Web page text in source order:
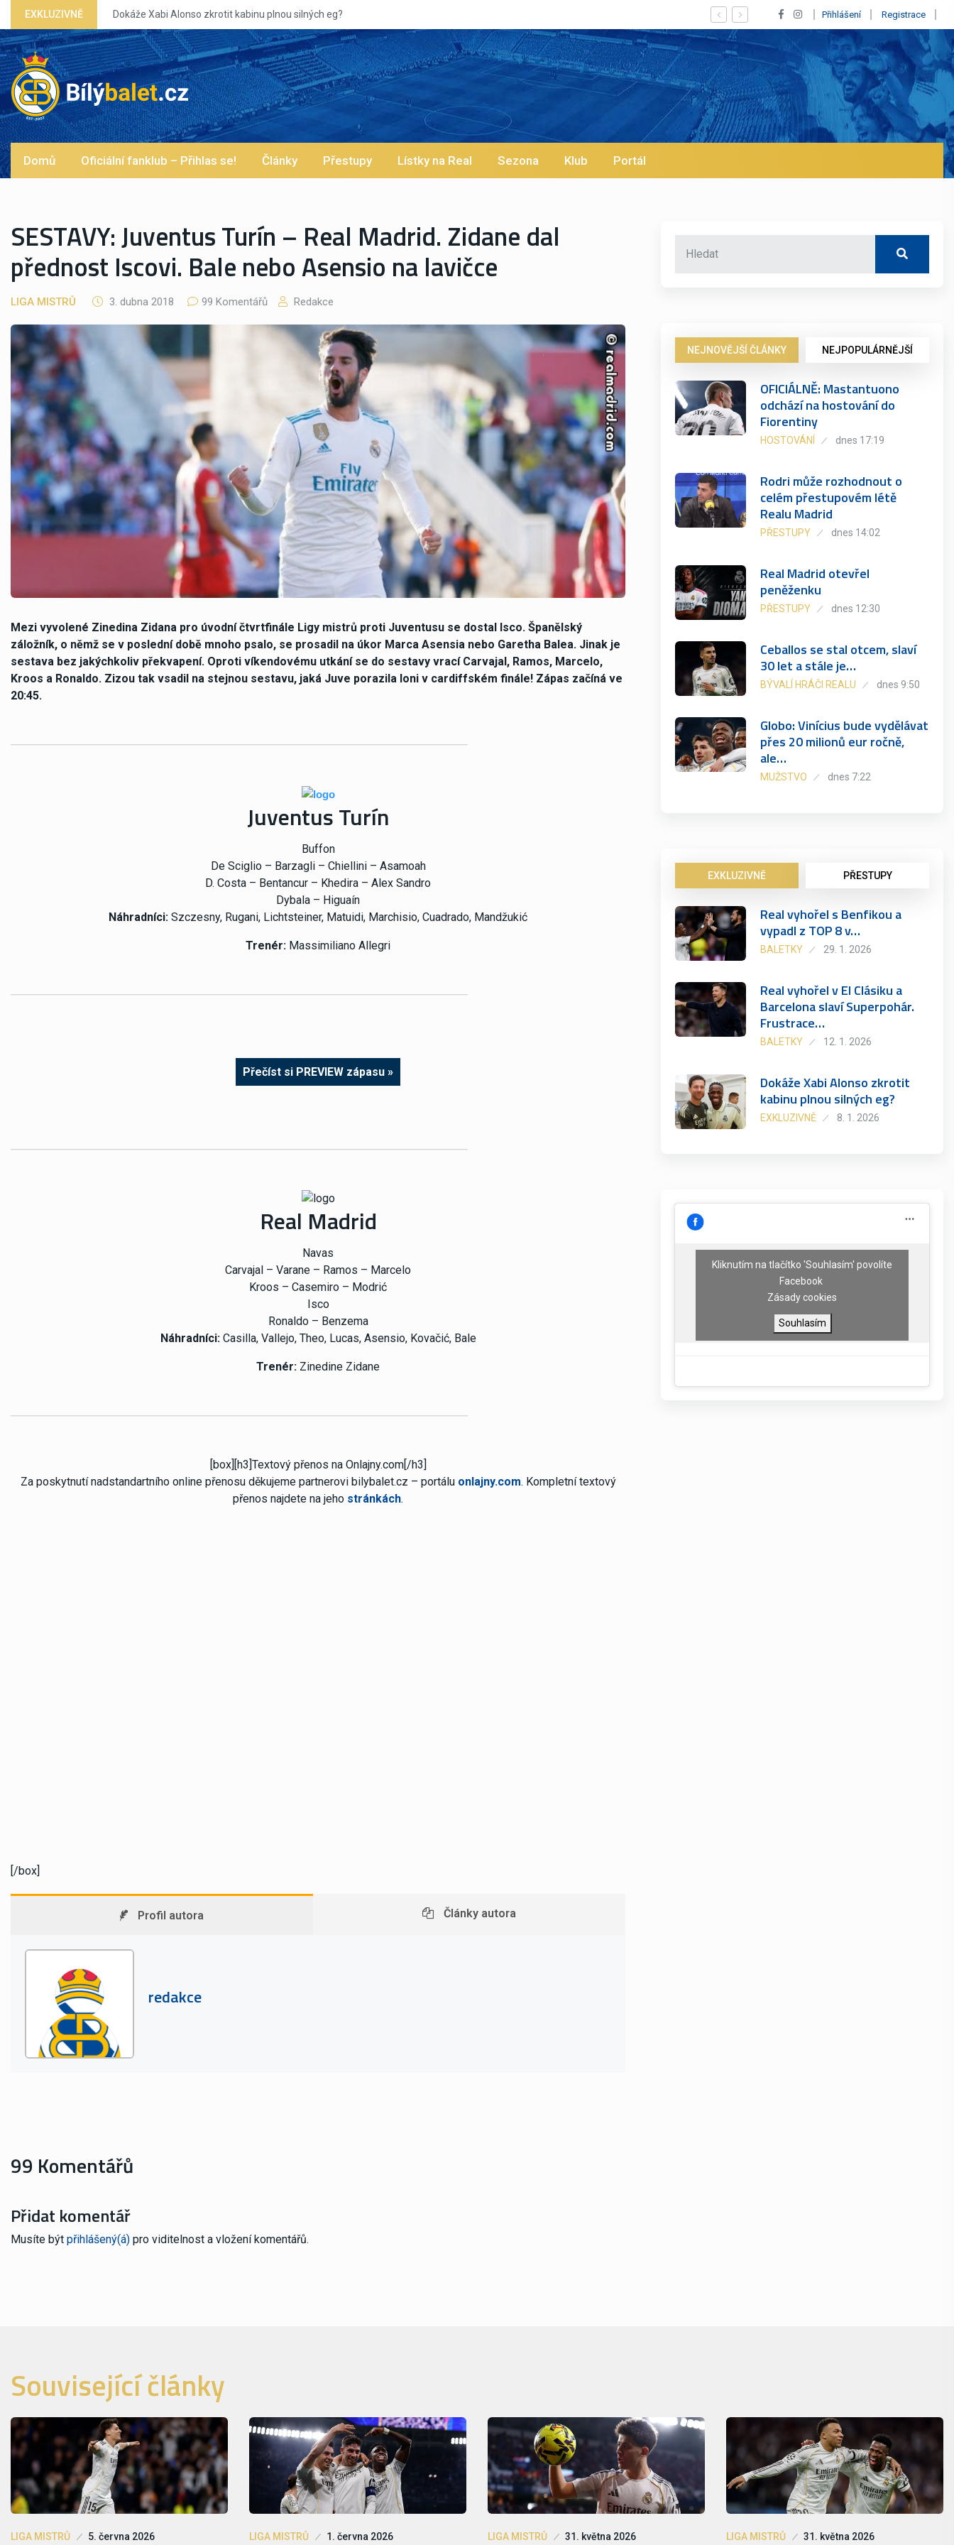
EXKLUZIVNĚ
eg? Vypískaný Vinícius! Blíží se jeho odchod z Realu a pustí se klub na trh už v lednu? | BALETKY #33
Přihlášení Registrace
Domů Oficiální fanklub – Přihlas se! Články Přestupy Lístky na Real Sezona Klub Portál
SESTAVY: Juventus Turín – Real Madrid. Zidane dal
přednost Iscovi. Bale nebo Asensio na lavičce
LIGA MISTRŮ 3. dubna 2018 99 Komentářů Redakce
Mezi vyvolené Zinedina Zidana pro úvodní čtvrtfinále Ligy mistrů proti Juventusu se dostal Isco. Španělský
záložník, o němž se v poslední době mnoho psalo, se prosadil na úkor Marca Asensia nebo Garetha Balea. Jinak je
sestava bez jakýchkoliv překvapení. Oproti víkendovému utkání se do sestavy vrací Carvajal, Ramos, Marcelo,
Kroos a Ronaldo. Zizou tak vsadil na stejnou sestavu, jaká Juve porazila loni v cardiffském finále! Zápas začíná ve
20:45.
Juventus Turín
Buffon
De Sciglio – Barzagli – Chiellini – Asamoah
D. Costa – Bentancur – Khedira – Alex Sandro
Dybala – Higuaín
Náhradníci: Szczesny, Rugani, Lichtsteiner, Matuidi, Marchisio, Cuadrado, Mandžukić
Trenér: Massimiliano Allegri
Přečíst si PREVIEW zápasu »
Real Madrid
Navas
Carvajal – Varane – Ramos – Marcelo
Kroos – Casemiro – Modrić
Isco
Ronaldo – Benzema
Náhradníci:Casilla, Vallejo, Theo, Lucas, Asensio, Kovačić, Bale
Trenér: Zinedine Zidane
[box][h3]Textový přenos na Onlajny.com[/h3]
Za poskytnutí nadstandartního online přenosu děkujeme partnerovi bilybalet.cz – portálu onlajny.com. Kompletní textový
přenos najdete na jeho stránkách.
[/box]
Profil autora Články autora
redakce
99 Komentářů
Přidat komentář
Musíte být přihlášený(á) pro viditelnost a vložení komentářů.
NEJNOVĚJŠÍ ČLÁNKY NEJPOPULÁRNĚJŠÍ
OFICIÁLNĚ: Mastantuono
odchází na hostování do
Fiorentiny
HOSTOVÁNÍ dnes 17:19
Rodri může rozhodnout o
celém přestupovém létě
Realu Madrid
PŘESTUPY dnes 14:02
Real Madrid otevřel
peněženku
PŘESTUPY dnes 12:30
Ceballos se stal otcem, slaví
30 let a stále je…
BÝVALÍ HRÁČI REALU dnes 9:50
Globo: Vinícius bude vydělávat
přes 20 milionů eur ročně,
ale…
MUŽSTVO dnes 7:22
EXKLUZIVNĚ PŘESTUPY
Real vyhořel s Benfikou a
vypadl z TOP 8 v…
BALETKY 29. 1. 2026
Real vyhořel v El Clásiku a
Barcelona slaví Superpohár.
Frustrace…
BALETKY 12. 1. 2026
Dokáže Xabi Alonso zkrotit
kabinu plnou silných eg?
EXKLUZIVNĚ 8. 1. 2026
Kliknutím na tlačítko 'Souhlasím' povolíte
Facebook
Zásady cookies
Souhlasím
Související články
LIGA MISTRŮ 5. června 2026 LIGA MISTRŮ 1. června 2026 LIGA MISTRŮ 31. května 2026 LIGA MISTRŮ 31. května 2026